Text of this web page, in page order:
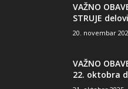
VAŽNO
STRUJE
20. novembar
VAŽNO
22. oktobra